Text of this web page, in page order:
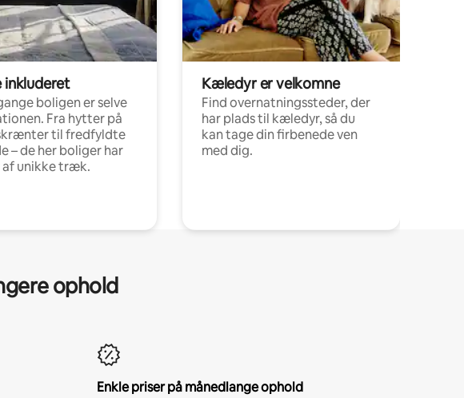
boligen er selve
Fra hytter på
til fredfyldte
– de her boliger har
af unikke træk.
Kæledyr er velkomne
Find overnatningssteder, der
har plads til kæledyr, så du
kan tage din firbenede ven
med dig.
ophold
Enkle priser på månedlange ophold